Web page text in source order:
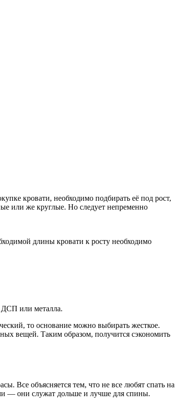
кровати, необходимо подбирать её под рост,
или же круглые. Но следует непременно
длины кровати к росту необходимо
ДСП или металла.
то основание можно выбирать жесткое.
вещей. Таким образом, получится сэкономить
Все объясняется тем, что не все любят спать на
— они служат дольше и лучше для спины.